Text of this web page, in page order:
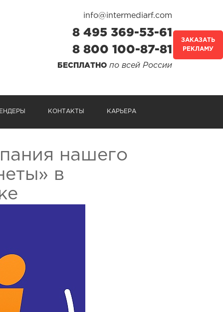
info@intermediarf.com
8 495 369-53-61
8 800 100-87-81
БЕСПЛАТНО по всей России
КОНТАКТЫ КАРЬЕРА
ЗАКАЗАТЬ
РЕКЛАМУ
нашего
в